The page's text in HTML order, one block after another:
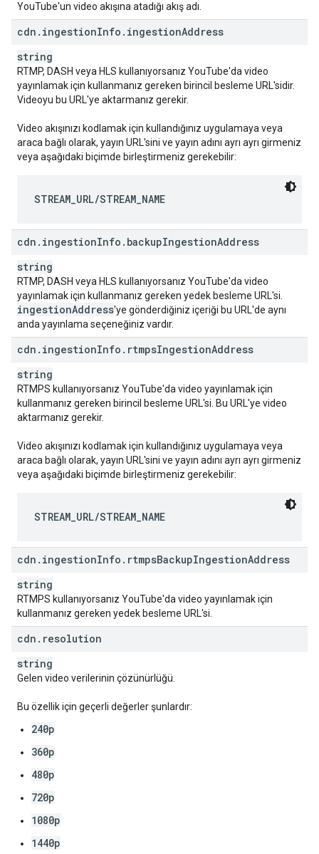
YouTube'un video akışına atadığı akış adı.
cdn . ingestionInfo . ingestionAddress
string
RTMP, DASH veya HLS kullanıyorsanız YouTube'da video
yayınlamak için kullanmanız gereken birincil besleme URL'sidir.
Videoyu bu URL'ye aktarmanız gerekir.
Video akışınızı kodlamak için kullandığınız uygulamaya veya
araca bağlı olarak, yayın URL'sini ve yayın adını ayrı ayrı girmeniz
veya aşağıdaki biçimde birleştirmeniz gerekebilir:
STREAM_URL/STREAM_NAME
cdn . ingestionInfo . backupIngestionAddress
string
RTMP, DASH veya HLS kullanıyorsanız YouTube'da video
yayınlamak için kullanmanız gereken yedek besleme URL'si.
ingestionAddress'ye gönderdiğiniz içeriği bu URL'de aynı
anda yayınlama seçeneğiniz vardır.
cdn . ingestionInfo . rtmpsIngestionAddress
string
RTMPS kullanıyorsanız YouTube'da video yayınlamak için
kullanmanız gereken birincil besleme URL'si. Bu URL'ye video
aktarmanız gerekir.
Video akışınızı kodlamak için kullandığınız uygulamaya veya
araca bağlı olarak, yayın URL'sini ve yayın adını ayrı ayrı girmeniz
veya aşağıdaki biçimde birleştirmeniz gerekebilir:
STREAM_URL/STREAM_NAME
cdn . ingestionInfo . rtmpsBackupIngestionAddress
string
RTMPS kullanıyorsanız YouTube'da video yayınlamak için
kullanmanız gereken yedek besleme URL'si.
cdn . resolution
string
Gelen video verilerinin çözünürlüğü.
Bu özellik için geçerli değerler şunlardır:
240p
360p
480p
720p
1080p
1440p